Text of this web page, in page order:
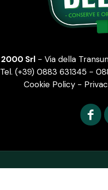
2000 Srl- Via della
Tel. (+39) 0883 631345 -
Cookie Policy -